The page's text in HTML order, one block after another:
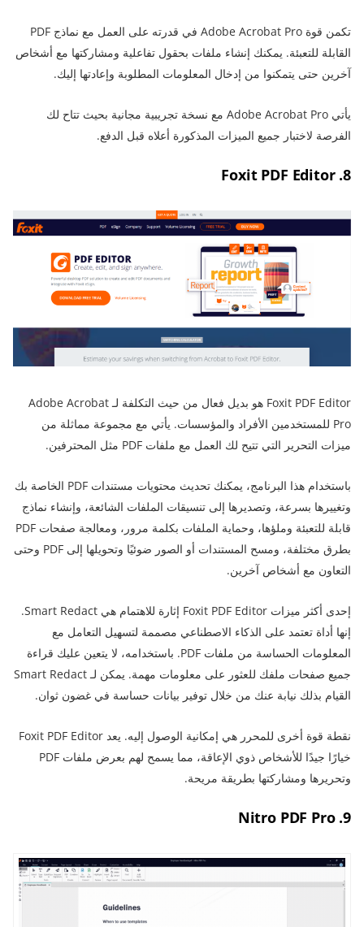
تكمن قوة Adobe Acrobat Pro في قدرته على العمل مع نماذج PDF
القابلة للتعبئة. يمكنك إنشاء ملفات بحقول تفاعلية ومشاركتها مع أشخاص
آخرين حتى يتمكنوا من إدخال المعلومات المطلوبة وإعادتها إليك.
يأتي Adobe Acrobat Pro مع نسخة تجريبية مجانية بحيث تتاح لك
الفرصة لاختبار جميع الميزات المذكورة أعلاه قبل الدفع.
8. Foxit PDF Editor
Foxit PDF Editor هو بديل فعال من حيث التكلفة لـ Adobe Acrobat
Pro للمستخدمين الأفراد والمؤسسات. يأتي مع مجموعة مماثلة من
ميزات التحرير التي تتيح لك العمل مع ملفات PDF مثل المحترفين.
باستخدام هذا البرنامج، يمكنك تحديث محتويات مستندات PDF الخاصة بك
وتغييرها بسرعة، وتصديرها إلى تنسيقات الملفات الشائعة، وإنشاء نماذج
قابلة للتعبئة وملؤها، وحماية الملفات بكلمة مرور، ومعالجة صفحات PDF
بطرق مختلفة، ومسح المستندات أو الصور ضوئيًا وتحويلها إلى PDF وحتى
التعاون مع أشخاص آخرين.
إحدى أكثر ميزات Foxit PDF Editor إثارة للاهتمام هي Smart Redact.
إنها أداة تعتمد على الذكاء الاصطناعي مصممة لتسهيل التعامل مع
المعلومات الحساسة من ملفات PDF. باستخدامه، لا يتعين عليك قراءة
جميع صفحات ملفك للعثور على معلومات مهمة. يمكن لـ Smart Redact
القيام بذلك نيابة عنك من خلال توفير بيانات حساسة في غضون ثوان.
نقطة قوة أخرى للمحرر هي إمكانية الوصول إليه. يعد Foxit PDF Editor
خيارًا جيدًا للأشخاص ذوي الإعاقة، مما يسمح لهم بعرض ملفات PDF
وتحريرها ومشاركتها بطريقة مريحة.
9. Nitro PDF Pro